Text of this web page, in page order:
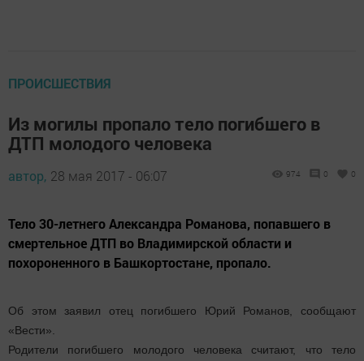
ПРОИСШЕСТВИЯ
Из могилы пропало тело погибшего в
ДТП молодого человека
автор, 28 мая 2017 - 06:07 974 0 0
Тело 30-летнего Александра Романова, попавшего в
смертельное ДТП во Владимирской области и
похороненного в Башкортостане, пропало.
Об этом заявил отец погибшего Юрий Романов, сообщают
«Вести».
Родители погибшего молодого человека считают, что тело